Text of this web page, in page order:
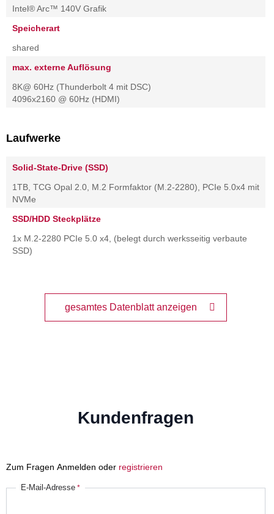
Intel® Arc™ 140V Grafik
Speicherart
shared
max. externe Auflösung
8K@ 60Hz (Thunderbolt 4 mit DSC)
4096x2160 @ 60Hz (HDMI)
Laufwerke
Solid-State-Drive (SSD)
1TB, TCG Opal 2.0, M.2 Formfaktor (M.2-2280), PCIe 5.0x4 mit
NVMe
SSD/HDD Steckplätze
1x M.2-2280 PCIe 5.0 x4, (belegt durch werksseitig verbaute
SSD)
gesamtes Datenblatt anzeigen
Kundenfragen
Zum Fragen Anmelden oder registrieren
E-Mail-Adresse